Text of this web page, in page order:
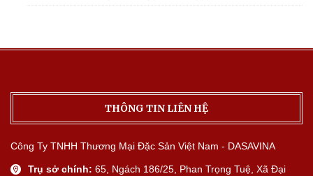
THÔNG TIN LIÊN HỆ
Công Ty TNHH Thương Mại Đặc Sản Việt Nam - DASAVINA
Trụ sở chính: 65, Ngách 186/25, Phan Trọng Tuệ, Xã Đại